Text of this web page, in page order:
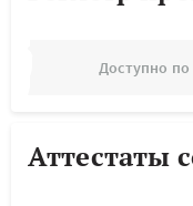
Доступно по
Аттестаты